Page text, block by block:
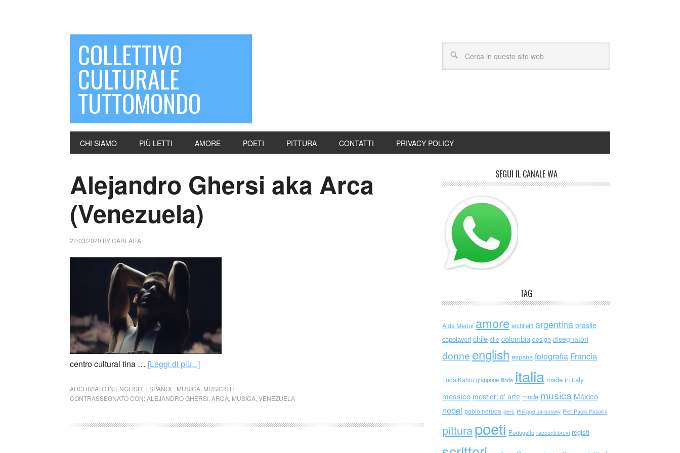
COLLETTIVO
CULTURALE
TUTTOMONDO
CHI SIAMO PIÙ LETTI AMORE POETI PITTURA CONTATTI PRIVACY POLICY
Alejandro Ghersi aka Arca
(Venezuela)
22/03/2020 BYCARLAITA
centro cultural tina … [Leggi di più...]
ARCHIVIATO IN:ENGLISH ESPAÑOL MUSICA MUSICISTI
CONTRASSEGNATO CON:ALEJANDRO GHERSI ARCA MUSICA VENEZUELA
SEGUI IL CANALE WA
TAG
Alda Merini amore architetti argentina brasile
capolavori chile cile colombia design disegnatori
donne english espana fotografia Francia
Frida Kahlo giappone iliade italia made in italy
messico mestieri d' arte moda musica México
nobel pablo neruda perù Philippe Jaroussky Pier Paolo Pasolini
pitturapoeti Portogallo racconti brevi registi